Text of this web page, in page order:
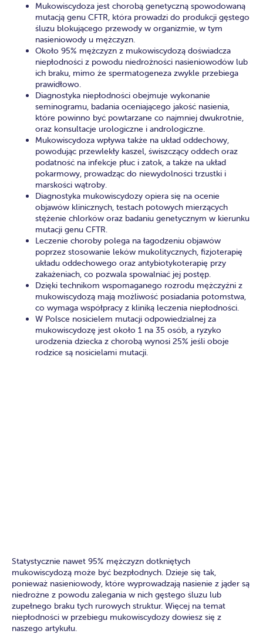
Mukowiscydoza jest chorobą genetyczną spowodowaną
mutacją genu CFTR, która prowadzi do produkcji gęstego
śluzu blokującego przewody w organizmie, w tym
nasieniowody u mężczyzn.
Około 95% mężczyzn z mukowiscydozą doświadcza
niepłodności z powodu niedrożności nasieniowodów lub
ich braku, mimo że spermatogeneza zwykle przebiega
prawidłowo.
Diagnostyka niepłodności obejmuje wykonanie
seminogramu, badania oceniającego jakość nasienia,
które powinno być powtarzane co najmniej dwukrotnie,
oraz konsultacje urologiczne i andrologiczne.
Mukowiscydoza wpływa także na układ oddechowy,
powodując przewlekły kaszel, świszczący oddech oraz
podatność na infekcje płuc i zatok, a także na układ
pokarmowy, prowadząc do niewydolności trzustki i
marskości wątroby.
Diagnostyka mukowiscydozy opiera się na ocenie
objawów klinicznych, testach potowych mierzących
stężenie chlorków oraz badaniu genetycznym w kierunku
mutacji genu CFTR.
Leczenie choroby polega na łagodzeniu objawów
poprzez stosowanie leków mukolitycznych, fizjoterapię
układu oddechowego oraz antybiotykoterapię przy
zakażeniach, co pozwala spowalniać jej postęp.
Dzięki technikom wspomaganego rozrodu mężczyźni z
mukowiscydozą mają możliwość posiadania potomstwa,
co wymaga współpracy z kliniką leczenia niepłodności.
W Polsce nosicielem mutacji odpowiedzialnej za
mukowiscydozę jest około 1 na 35 osób, a ryzyko
urodzenia dziecka z chorobą wynosi 25% jeśli oboje
rodzice są nosicielami mutacji.
Statystycznie nawet 95% mężczyzn dotkniętych
mukowiscydozą może być bezpłodnych. Dzieje się tak,
ponieważ nasieniowody, które wyprowadzają nasienie z jąder są
niedrożne z powodu zalegania w nich gęstego śluzu lub
zupełnego braku tych rurowych struktur. Więcej na temat
niepłodności w przebiegu mukowiscydozy dowiesz się z
naszego artykułu.